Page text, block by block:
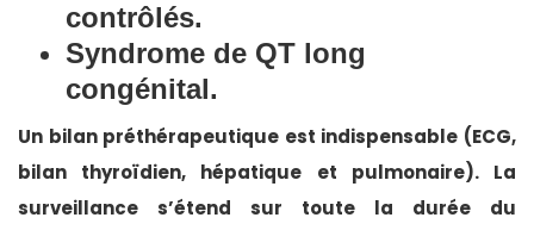
contrôlés.
Syndrome de QT long
congénital.
Un bilan préthérapeutique est indispensable (ECG,
bilan thyroïdien, hépatique et pulmonaire). La
surveillance s’étend sur toute la durée du